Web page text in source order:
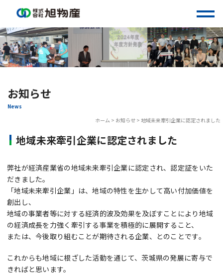
Skip
to
content
お知らせ
News
ホーム > お知らせ > 地域未来牽引企業に認定されました
地域未来牽引企業に認定されました
弊社が経済産業省の地域未来牽引企業に認定され、認定証をいた
だきました。
「地域未来牽引企業」は、地域の特性を生かして高い付加価値を
創出し、
地域の事業者等に対する経済的波及効果を及ぼすことにより地域
の経済成長を力強く牽引する事業を積極的に展開すること、
または、今後取り組むことが期待される企業、とのことです。
これからも地域に根ざした活動を通じて、茨城県の発展に寄与で
きればと思います。